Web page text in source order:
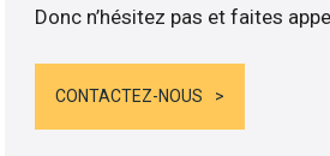
Donc n’hésitez pas et faites
CONTACTEZ-NOUS